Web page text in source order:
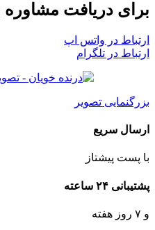
برای دریافت مشاوره
ارتباط در واتس اپ
ارتباط در تلگرام
بزرگنمایی تصویر
ارسال سریع
با پست پیشتاز
پشتیبانی ۲۴ ساعته
و ۷ روز هفته